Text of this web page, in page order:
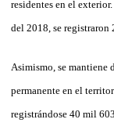
residentes en el
del 2018, se registraron
Asimismo, se mantiene
permanente en el
registrándose 40 mil